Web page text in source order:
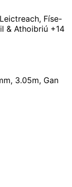
Leictreach, Físe-
& Athoibriú +14
3.05m, Gan